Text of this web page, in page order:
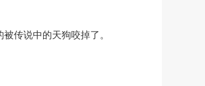
传说中的天狗咬掉了。